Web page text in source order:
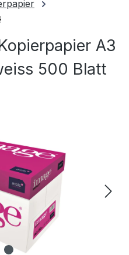
A3
500 Blatt